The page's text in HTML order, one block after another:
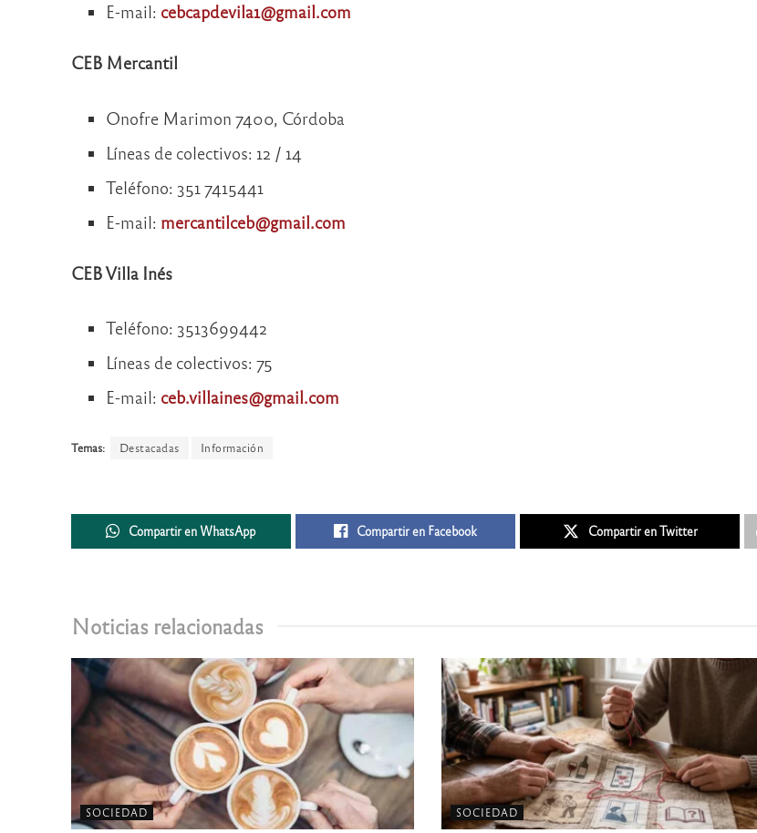
E-mail: cebcapdevila1@gmail.com
CEB Mercantil
Onofre Marimon 7400, Córdoba
Líneas de colectivos: 12 / 14
Teléfono: 351 7415441
E-mail: mercantilceb@gmail.com
CEB Villa Inés
Teléfono: 3513699442
Líneas de colectivos: 75
E-mail: ceb.villaines@gmail.com
Temas: Destacadas Información
Compartir en WhatsApp Compartir en Facebook Compartir en Twitter
Noticias relacionadas
SOCIEDAD SOCIEDAD